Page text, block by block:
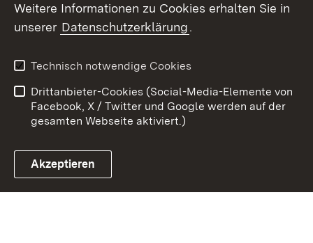
Link zum Landesportal
Datenschutz
Barrierefreiheit
Impressum
Cookies
Weitere Informationen zu Cookies erhalten Sie in
unserer Datenschutzerklärung.
Technisch notwendige Cookies
Drittanbieter-Cookies (Social-Media-Elemente von
Facebook, X / Twitter und Google werden auf der
gesamten Webseite aktiviert.)
Akzeptieren